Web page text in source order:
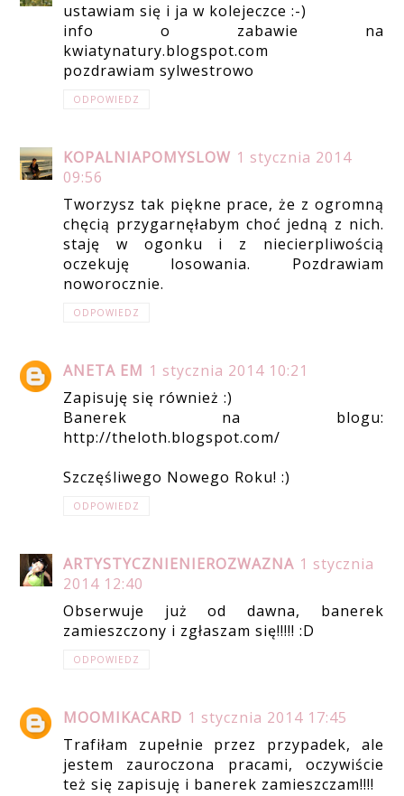
ustawiam się i ja w kolejeczce :-)
info o zabawie na
kwiatynatury.blogspot.com
pozdrawiam sylwestrowo
ODPOWIEDZ
KOPALNIAPOMYSLOW 1 stycznia 2014
09:56
Tworzysz tak piękne prace, że z ogromną
chęcią przygarnęłabym choć jedną z nich.
staję w ogonku i z niecierpliwością
oczekuję losowania. Pozdrawiam
noworocznie.
ODPOWIEDZ
ANETA EM 1 stycznia 2014 10:21
Zapisuję się również :)
Banerek na blogu:
http://theloth.blogspot.com/
Szczęśliwego Nowego Roku! :)
ODPOWIEDZ
ARTYSTYCZNIENIEROZWAZNA 1 stycznia
2014 12:40
Obserwuje już od dawna, banerek
zamieszczony i zgłaszam się!!!!! :D
ODPOWIEDZ
MOOMIKACARD 1 stycznia 2014 17:45
Trafiłam zupełnie przez przypadek, ale
jestem zauroczona pracami, oczywiście
też się zapisuję i banerek zamieszczam!!!!